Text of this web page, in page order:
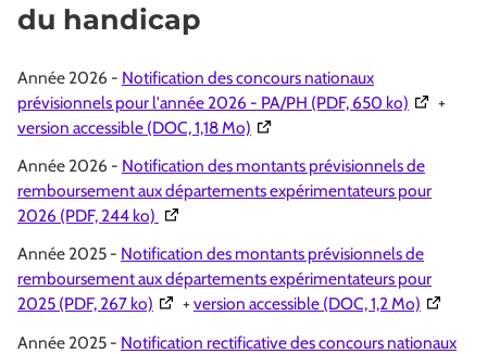
du handicap
Année 2026 - Notification des concours nationaux
prévisionnels pour l'année 2026 - PA/PH (PDF, 650 ko)
+
version accessible (DOC, 1,18 Mo) (Ouverture dans une nouvelle
Année 2026 - Notification des montants prévisionnels de
remboursement aux départements expérimentateurs pour
2026 (PDF, 244 ko) (Ouverture dans une nouvelle fenêtre)
Année 2025 - Notification des montants prévisionnels de
remboursement aux départements expérimentateurs pour
2025 (PDF, 267 ko) (Ouverture dans une nouvelle fenêtre)
+version accessible (DOC, 1,2 Mo)
Année 2025 - Notification rectificative des concours nationaux